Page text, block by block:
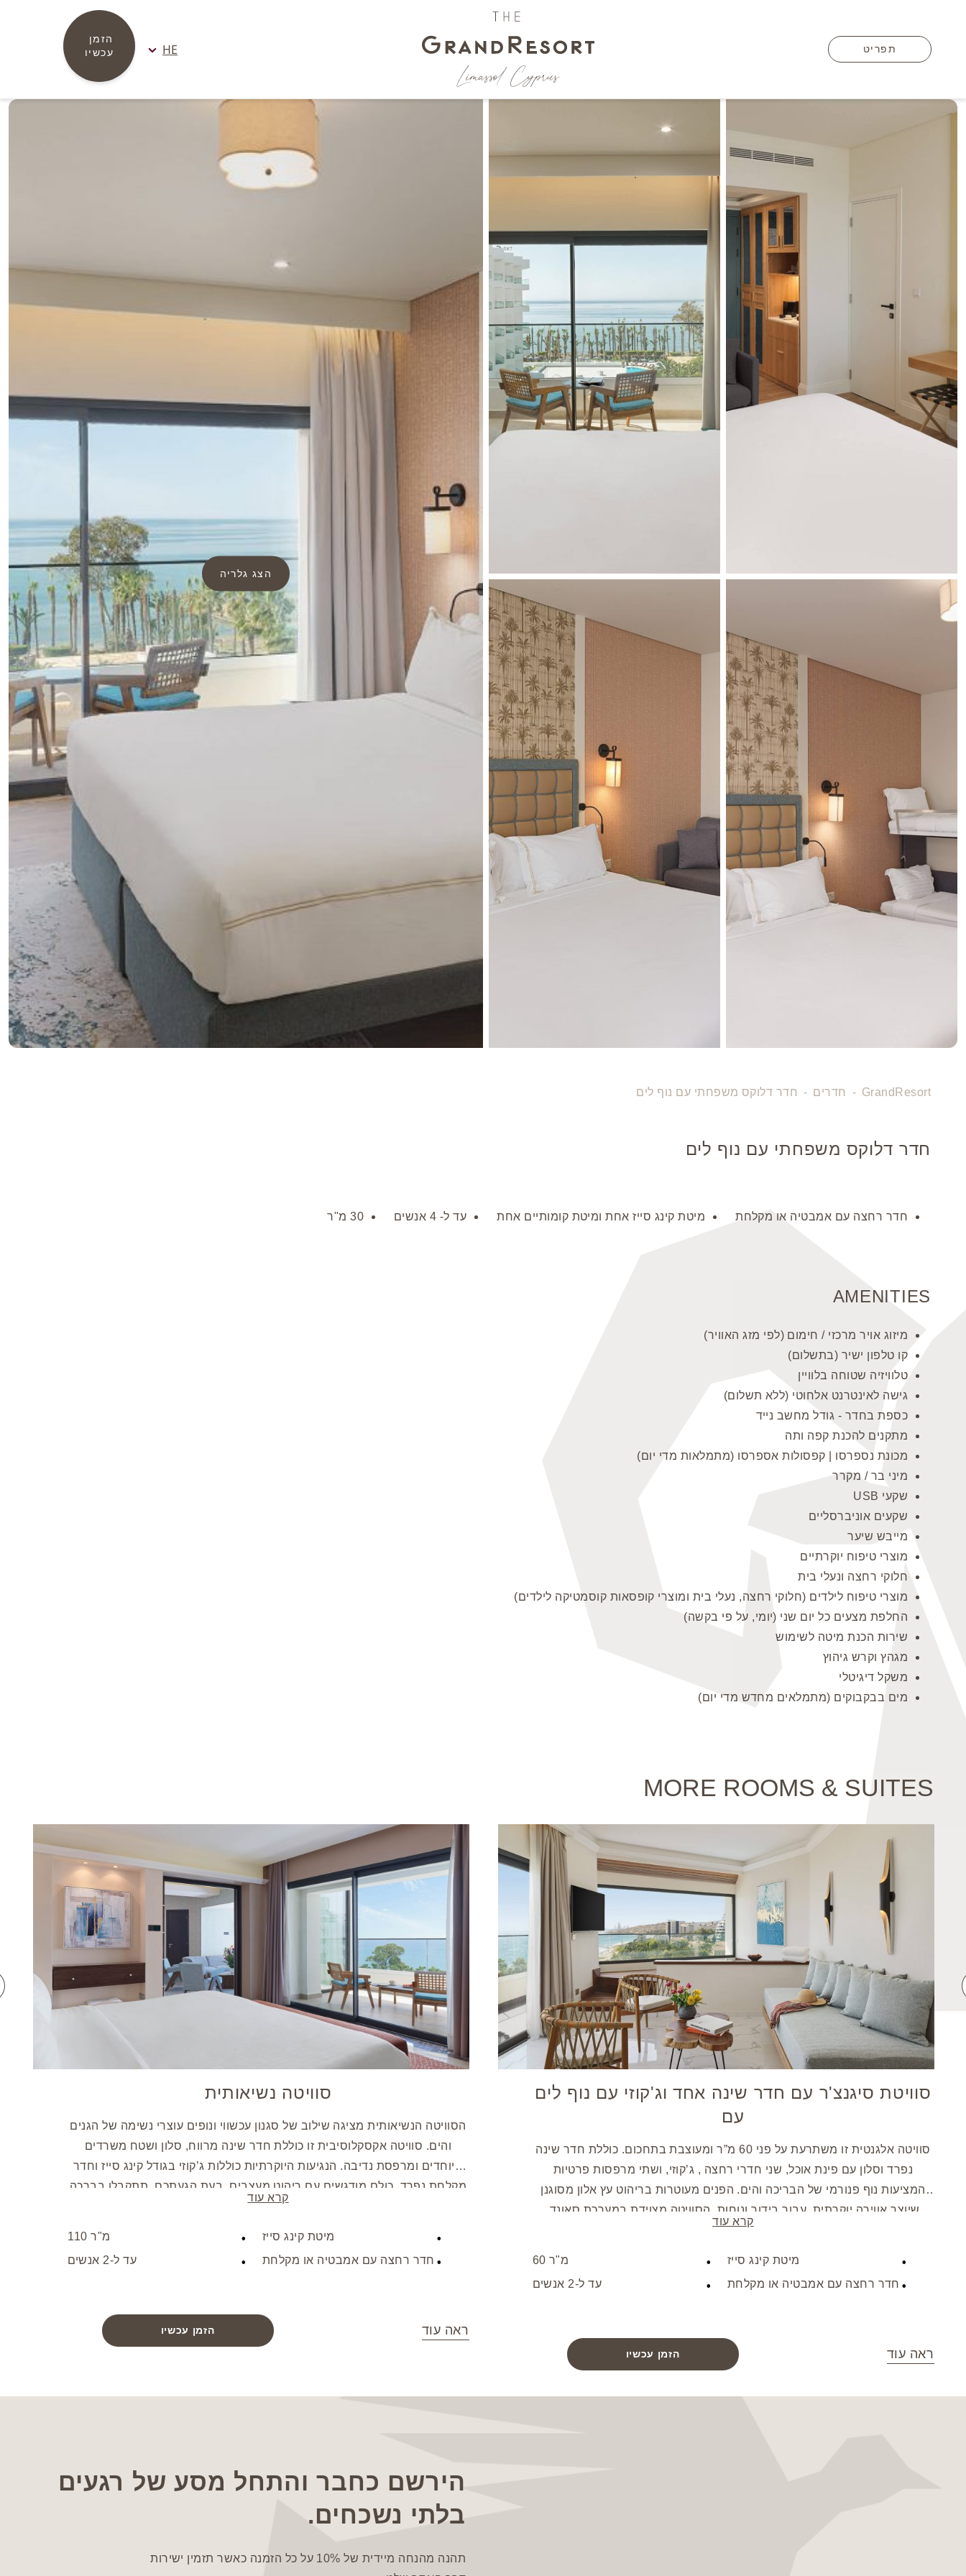
תפריט HE
עכשיו
הצג גלריה
GrandResort
- חדרים - חדר דלוקס משפחתי עם נוף לים
חדר דלוקס משפחתי עם נוף לים
30 מ"ר עד ל- 4 אנשים מיטת קינג סייז אחת ומיטת קומותיים אחת חדר רחצה עם אמבטיה או מקלחת
AMENITIES
מיזוג אויר מרכזי / חימום (לפי מזג האוויר)
קו טלפון ישיר (בתשלום)
טלוויזיה שטוחה בלוויין
גישה לאינטרנט אלחוטי (ללא תשלום)
כספת בחדר - גודל מחשב נייד
מתקנים להכנת קפה ותה
מכונת נספרסו | קפסולות אספרסו (מתמלאות מדי יום)
מיני בר / מקרר
שקעי USB
שקעים אוניברסליים
מייבש שיער
מוצרי טיפוח יוקרתיים
חלוקי רחצה ונעלי בית
מוצרי טיפוח לילדים (חלוקי רחצה, נעלי בית ומוצרי קופסאות קוסמטיקה לילדים)
החלפת מצעים כל יום שני (יומי, על פי בקשה)
שירות הכנת מיטה לשימוש
מגהץ וקרש גיהוץ
משקל דיגיטלי
מים בבקבוקים (מתמלאים מחדש מדי יום)
MORE ROOMS & SUITES
סוויטה נשיאותית
הסוויטה הנשיאותית מציגה שילוב של סגנון עכשווי ונופים עוצרי נשימה של הגנים
והים. סוויטה אקסקלוסיבית זו כוללת חדר שינה מרווח, סלון ושטח משרדים
מיוחדים ומרפסת נדיבה. הנגיעות היוקרתיות כוללות ג’קוזי בגודל קינג סייז וחדר
מקלחת נפרד, כולם מודגשים עם ריהוט מעצבים. בעת הגעתכם, תתקבלו בברכה
עם בקבוק שמפניה, מתאבנים, פטיפורים ופירות טריים, ותהנו מהצעות פירות
קרא עוד
110 מ"ר
עד ל-2 אנשים
מיטת קינג סייז
חדר רחצה עם אמבטיה או מקלחת
הזמן עכשיו ראה עוד
סוויטת סיגנצ'ר עם חדר שינה אחד וג'קוזי עם נוף לים
עם
סוויטה אלגנטית זו משתרעת על פני 60 מ”ר ומעוצבת בתחכום. כוללת חדר שינה
נפרד וסלון עם פינת אוכל, שני חדרי רחצה , ג’קוזי, ושתי מרפסות פרטיות
המציעות נוף פנורמי של הבריכה והים. הפנים מעוטרות בריהוט עץ אלון מסוגנן
שיוצר אווירה יוקרתית. עבור בידור ונוחות, הסוויטה מצוידת במערכת סאונד,
קרא עוד
60 מ"ר
עד ל-2 אנשים
מיטת קינג סייז
חדר רחצה עם אמבטיה או מקלחת
הזמן עכשיו ראה עוד
הירשם כחבר והתחל מסע של רגעים
בלתי נשכחים.
תהנה מהנחה מיידית של 10% על כל הזמנה כאשר תזמין ישירות